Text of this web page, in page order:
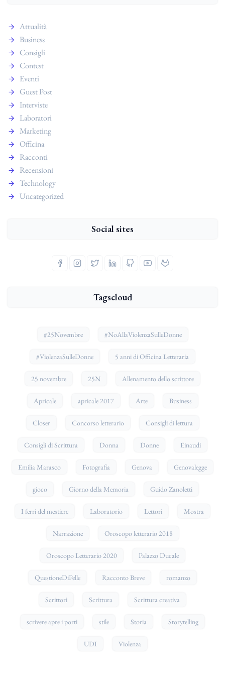
Attualità
Business
Consigli
Contest
Eventi
Guest Post
Interviste
Laboratori
Marketing
Officina
Racconti
Recensioni
Technology
Uncategorized
Social sites
Tagscloud
#25Novembre #NoAllaViolenzaSulleDonne
#ViolenzaSulleDonne 5 anni di Officina Letteraria
25 novembre 25N Allenamento dello scrittore
Apricale apricale 2017 Arte Business
Closer Concorso letterario Consigli di lettura
Consigli di Scrittura Donna Donne Einaudi
Emilia Marasco Fotografia Genova Genovalegge
gioco Giorno della Memoria Guido Zanoletti
I ferri del mestiere Laboratorio Lettori Mostra
Narrazione Oroscopo letterario 2018
Oroscopo Letterario 2020 Palazzo Ducale
QuestioneDiPelle Racconto Breve romanzo
Scrittori Scrittura Scrittura creativa
scrivere apre i porti stile Storia Storytelling
UDI Violenza